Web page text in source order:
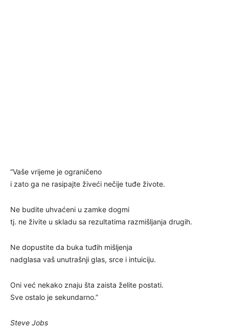
“Vaše vrijeme je ograničeno
i zato ga ne rasipajte živeći nečije tuđe živote.
Ne budite uhvaćeni u zamke dogmi
tj. ne živite u skladu sa rezultatima razmišljanja drugih.
Ne dopustite da buka tuđih mišljenja
nadglasa vaš unutrašnji glas, srce i intuiciju.
Oni već nekako znaju šta zaista želite postati.
Sve ostalo je sekundarno.”
Steve Jobs